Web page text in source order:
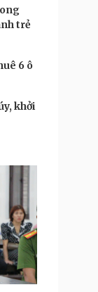
trẻ
6 ô
khởi